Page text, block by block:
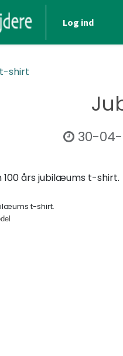
Log ind
shirt
30-04-
års jubilæums t-shirt.
t-shirt.